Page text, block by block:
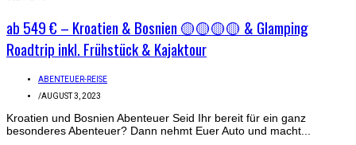
ab 549 € – Kroatien & Bosnien 🟡🟡🟡🟡 & Glamping
Roadtrip inkl. Frühstück & Kajaktour
ABENTEUER-REISE
/AUGUST 3, 2023
Kroatien und Bosnien Abenteuer Seid Ihr bereit für ein ganz
besonderes Abenteuer? Dann nehmt Euer Auto und macht...